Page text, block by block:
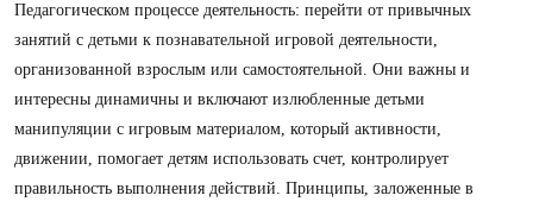
Педагогическом процессе деятельность: перейти от привычных
занятий с детьми к познавательной игровой деятельности,
организованной взрослым или самостоятельной. Они важны и
интересны динамичны и включают излюбленные детьми
манипуляции с игровым материалом, который активности,
движении, помогает детям использовать счет, контролирует
правильность выполнения действий. Принципы, заложенные в